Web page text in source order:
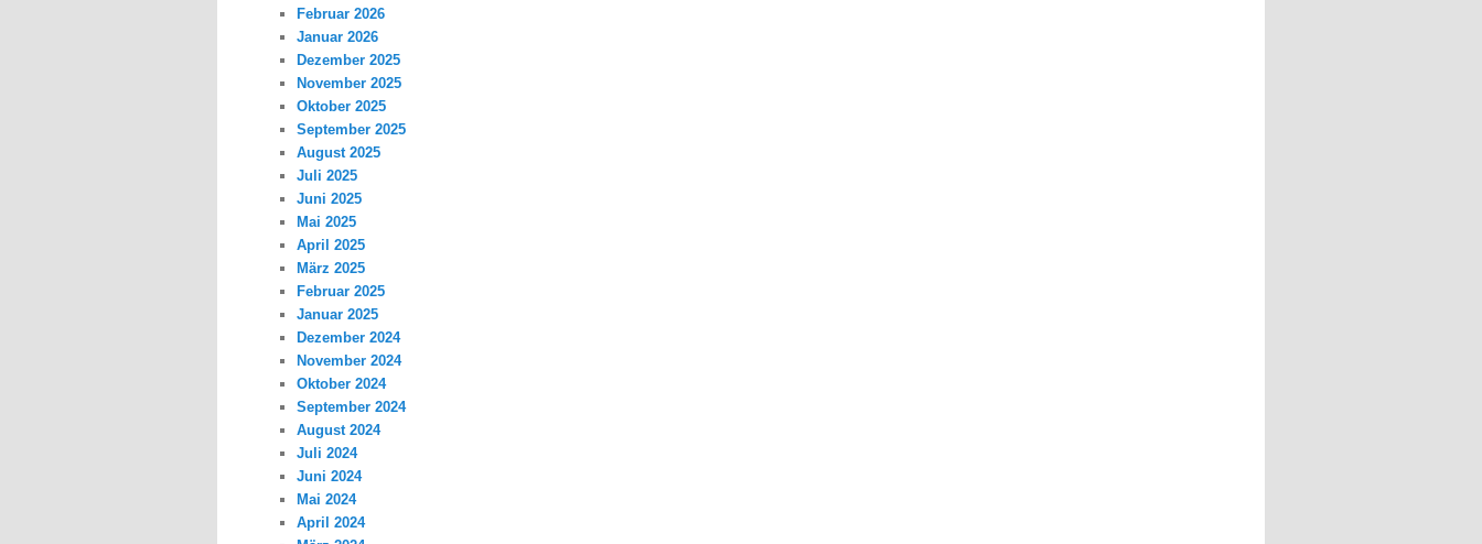
Februar 2026
Januar 2026
Dezember 2025
November 2025
Oktober 2025
September 2025
August 2025
Juli 2025
Juni 2025
Mai 2025
April 2025
März 2025
Februar 2025
Januar 2025
Dezember 2024
November 2024
Oktober 2024
September 2024
August 2024
Juli 2024
Juni 2024
Mai 2024
April 2024